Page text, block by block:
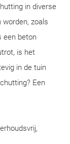
in diverse
zoals
een beton
is het
in de tuin
Een